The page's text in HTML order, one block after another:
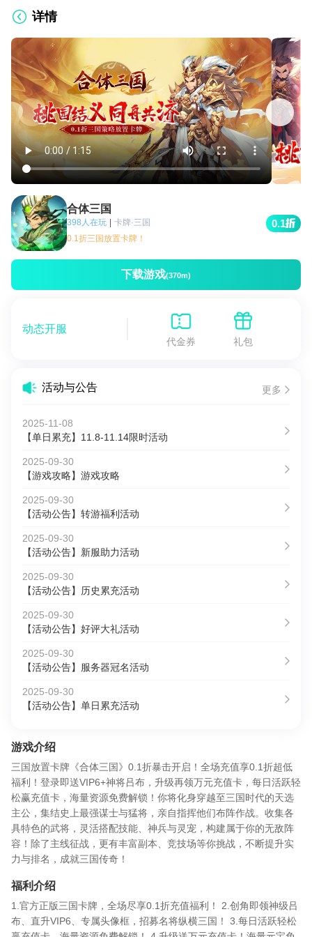
详情
合体三国
398人在玩 | 卡牌·三国
0.1折三国放置卡牌！
0.1
下载游戏(370m)
动态开服
代金券 礼包
活动与公告 更多
2025-11-08
【单日累充】11.8-11.14限时活动
2025-09-30
【游戏攻略】游戏攻略
2025-09-30
【活动公告】转游福利活动
2025-09-30
【活动公告】新服助力活动
2025-09-30
【活动公告】历史累充活动
2025-09-30
【活动公告】好评大礼活动
2025-09-30
【活动公告】服务器冠名活动
2025-09-30
【活动公告】单日累充活动
游戏介绍
三国放置卡牌《合体三国》0.1折暴击开启！全场充值享0.1折超低
福利！登录即送VIP6+神将吕布，升级再领万元充值卡，每日活跃轻
松赢充值卡，海量资源免费解锁！你将化身穿越至三国时代的天选
主公，集结史上最强谋士与猛将，亲自指挥他们布阵作战。收集各
具特色的武将，灵活搭配技能、神兵与灵宠，构建属于你的无敌阵
容！除了主线征战，更有丰富副本、竞技场等你挑战，不断提升实
力与排名，成就三国传奇！
福利介绍
1.官方正版三国卡牌，全场尽享0.1折充值福利！ 2.创角即领神级吕
布、直升VIP6、专属头像框，招募名将纵横三国！ 3.每日活跃轻松